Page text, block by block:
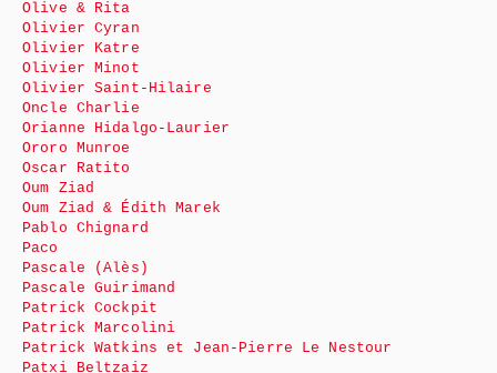
Olive & Rita
Olivier Cyran
Olivier Katre
Olivier Minot
Olivier Saint-Hilaire
Oncle Charlie
Orianne Hidalgo-Laurier
Ororo Munroe
Oscar Ratito
Oum Ziad
Oum Ziad & Édith Marek
Pablo Chignard
Paco
Pascale (Alès)
Pascale Guirimand
Patrick Cockpit
Patrick Marcolini
Patrick Watkins et Jean-Pierre Le Nestour
Patxi Beltzaiz